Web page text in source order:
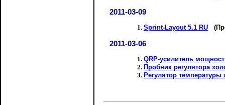
2011-03-09
Sprint-Layout 5.1 RU
2011-03-06
QRP-усилитель
Пробник регулятора
Регулятор температуры